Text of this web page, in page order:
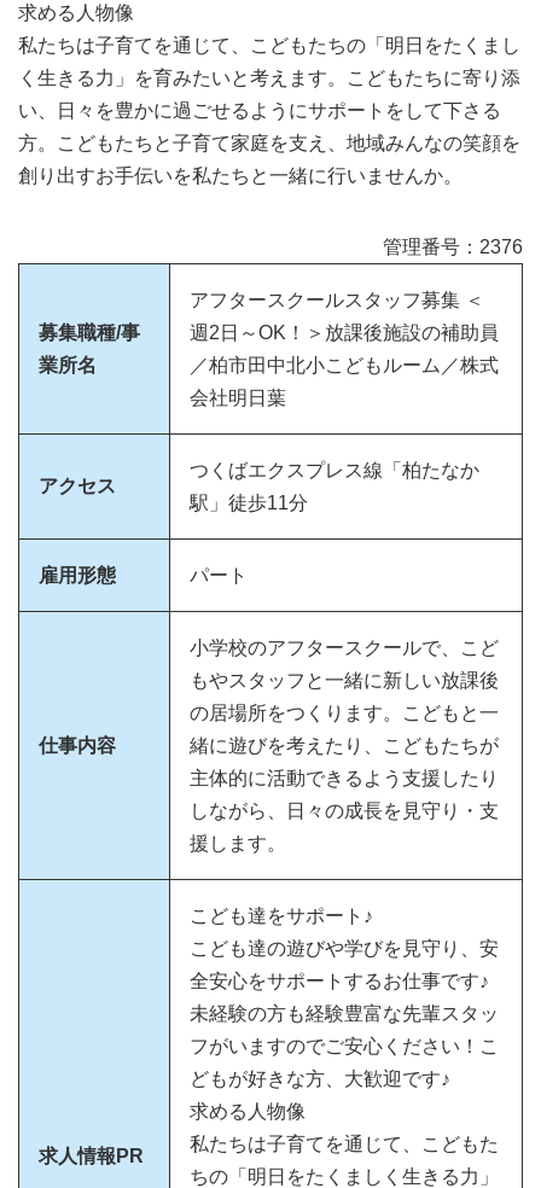
求める人物像
私たちは子育てを通じて、こどもたちの「明日をたくまし
く生きる力」を育みたいと考えます。こどもたちに寄り添
い、日々を豊かに過ごせるようにサポートをして下さる
方。こどもたちと子育て家庭を支え、地域みんなの笑顔を
創り出すお手伝いを私たちと一緒に行いませんか。
管理番号：2376
募集職種/事
業所名
アフタースクールスタッフ募集 ＜
週2日～OK！＞放課後施設の補助員
／柏市田中北小こどもルーム／株式
会社明日葉
アクセス
つくばエクスプレス線「柏たなか
駅」徒歩11分
雇用形態 パート
仕事内容
小学校のアフタースクールで、こど
もやスタッフと一緒に新しい放課後
の居場所をつくります。こどもと一
緒に遊びを考えたり、こどもたちが
主体的に活動できるよう支援したり
しながら、日々の成長を見守り・支
援します。
求人情報PR
こども達をサポート♪
こども達の遊びや学びを見守り、安
全安心をサポートするお仕事です♪
未経験の方も経験豊富な先輩スタッ
フがいますのでご安心ください！こ
どもが好きな方、大歓迎です♪
求める人物像
私たちは子育てを通じて、こどもた
ちの「明日をたくましく生きる力」